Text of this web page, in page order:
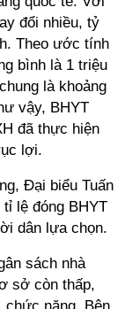
đổi nhiều, tỷ
Theo ước tính
bình là 1 triệu
là khoảng
vậy, BHYT
đã thực hiện
lợi.
Đại biểu Tuấn
lệ đóng BHYT
dân lựa chọn.
sách nhà
sở còn thấp,